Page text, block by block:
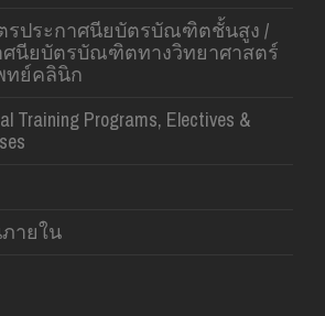
รประกาศนียบัตรบัณฑิตชั้นสูง /
ศนียบัตรบัณฑิตทางวิทยาศาสตร์
ทย์คลินิก
Training Programs, Electives &
ายใน